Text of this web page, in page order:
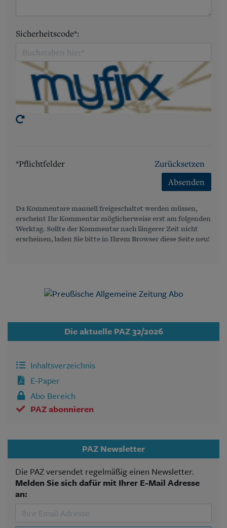
Sicherheitscode*:
*Pflichtfelder
Zurücksetzen
Absenden
Da Kommentare manuell freigeschaltet werden müssen,
erscheint Ihr Kommentar möglicherweise erst am folgenden
Werktag. Sollte der Kommentar nach längerer Zeit nicht
erscheinen, laden Sie bitte in Ihrem Browser diese Seite neu!
Die aktuelle PAZ 32/2026
Inhaltsverzeichnis
E-Paper
Abo Bereich
PAZ abonnieren
PAZ Newsletter
Die PAZ versendet regelmäßig einen Newsletter.
Melden Sie sich dafür mit Ihrer E-Mail Adresse
an: